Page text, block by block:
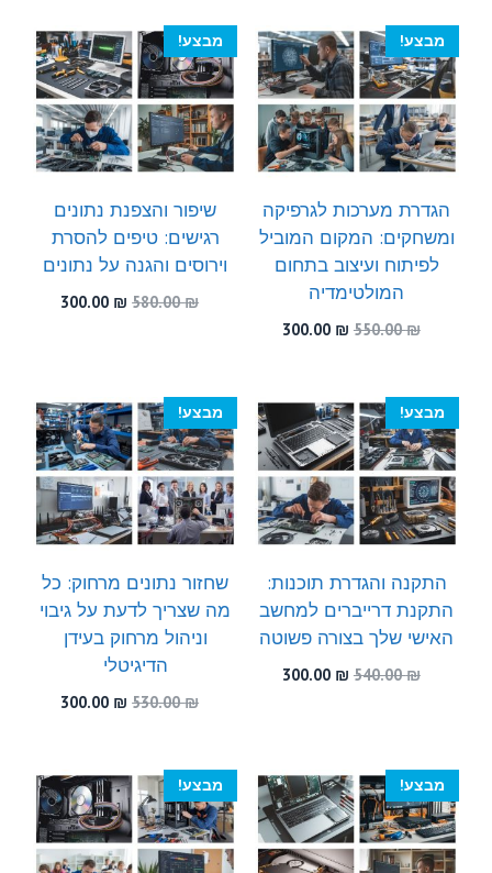
300.00 ₪.
מבצע!
הגדרת מערכות לגרפיקה
ומשחקים: המקום המוביל
לפיתוח ועיצוב בתחום
המולטימדיה
550.00₪
המחיר
550.00 ₪.
300.00 ₪
300.00 ₪.
מבצע!
שיפור והצפנת נתונים
רגישים: טיפים להסרת
וירוסים והגנה על נתונים
580.00₪
המחיר
300.00 ₪
המחיר
מבצע!
התקנה והגדרת תוכנות:
התקנת דרייברים למחשב
האישי שלך בצורה פשוטה
540.00₪
המחיר
300.00 ₪
מבצע!
שחזור נתונים מרחוק: כל
מה שצריך לדעת על גיבוי
וניהול מרחוק בעידן
הדיגיטלי
530.00₪
המחיר
300.00 ₪
המחיר
מבצע! מבצע!